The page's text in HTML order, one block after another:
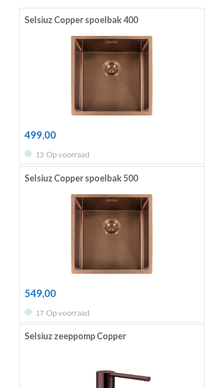
Selsiuz Copper spoelbak 400
499,00
13 Op voorraad
Selsiuz Copper spoelbak 500
549,00
17 Op voorraad
Selsiuz zeeppomp Copper